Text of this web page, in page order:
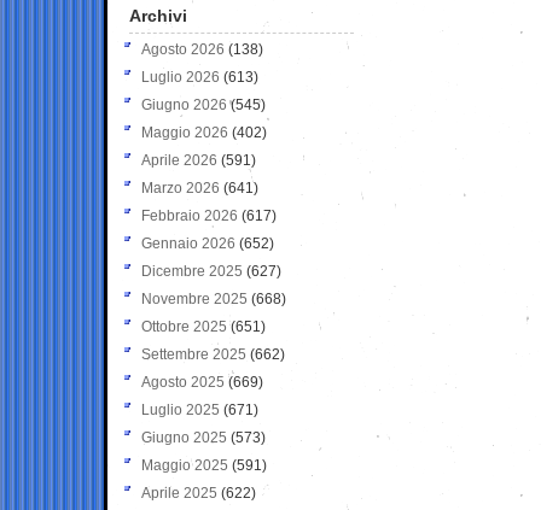
Archivi
Agosto 2026 (138)
Luglio 2026 (613)
Giugno 2026 (545)
Maggio 2026 (402)
Aprile 2026 (591)
Marzo 2026 (641)
Febbraio 2026 (617)
Gennaio 2026 (652)
Dicembre 2025 (627)
Novembre 2025 (668)
Ottobre 2025 (651)
Settembre 2025 (662)
Agosto 2025 (669)
Luglio 2025 (671)
Giugno 2025 (573)
Maggio 2025 (591)
Aprile 2025 (622)